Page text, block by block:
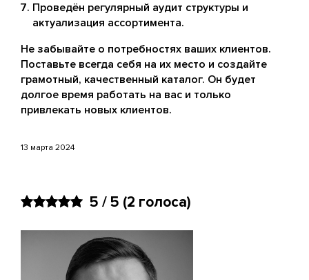
Проведён регулярный аудит структуры и
актуализация ассортимента.
Не забывайте о потребностях ваших клиентов.
Поставьте всегда себя на их место и создайте
грамотный, качественный каталог. Он будет
долгое время работать на вас и только
привлекать новых клиентов.
13 марта 2024
5 / 5 (2 голоса)